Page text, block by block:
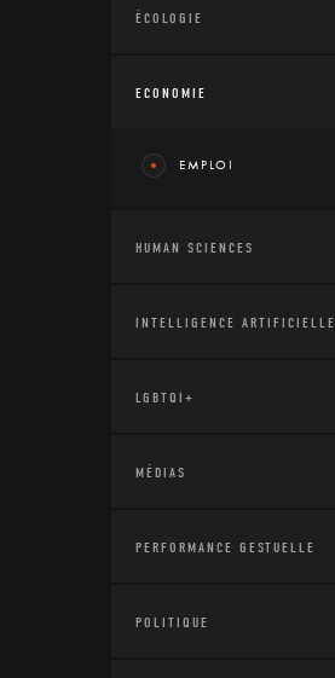
ÉCOLOGIE
ECONOMIE
EMPLOI
HUMAN SCIENCES
INTELLIGENCE ARTIFICIELLE
LGBTQI+
MÉDIAS
PERFORMANCE GESTUELLE
POLITIQUE